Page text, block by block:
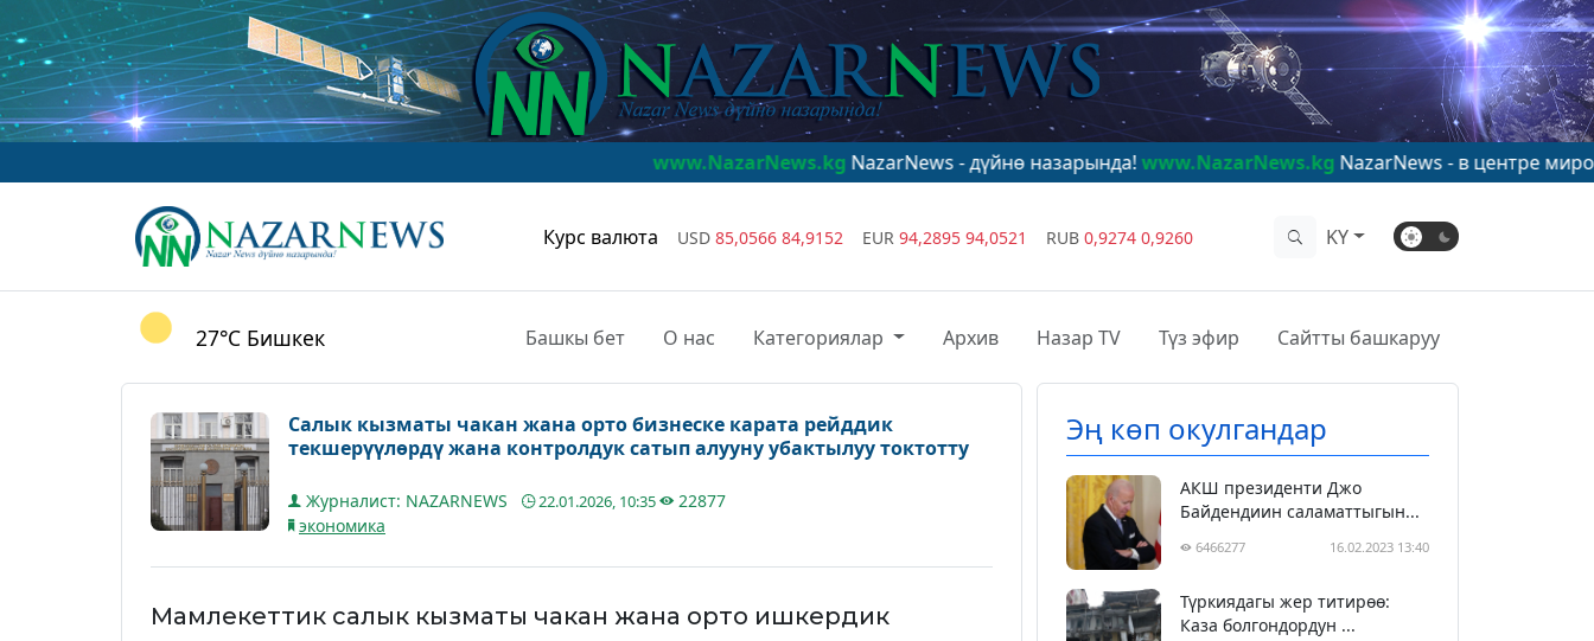
www.NazarNews.kgNazarNews - дүйнө назарында!www.NazarNews.kgNazarNews - в центре мирового
Курс валюта USD 85,0566 84,9152 EUR 94,2895 94,0521 RUB 0,9274 0,9260 KY
27°C Бишкек Башкы бет О нас Категориялар Архив Назар TV Түз эфир Сайтты башкаруу
Салык кызматы чакан жана орто бизнеске карата рейддик
текшерүүлөрдү жана контролдук сатып алууну убактылуу токтотту
Журналист: NAZARNEWS 22.01.2026, 10:35
22877
экономика
Мамлекеттик салык кызматы чакан жана орто ишкердик
Эң көп окулгандар
АКШ президенти Джо
Байдендиин саламаттыгын...
6466277 16.02.2023 13:40
Түркиядагы жер титирөө:
Каза болгондордун ...